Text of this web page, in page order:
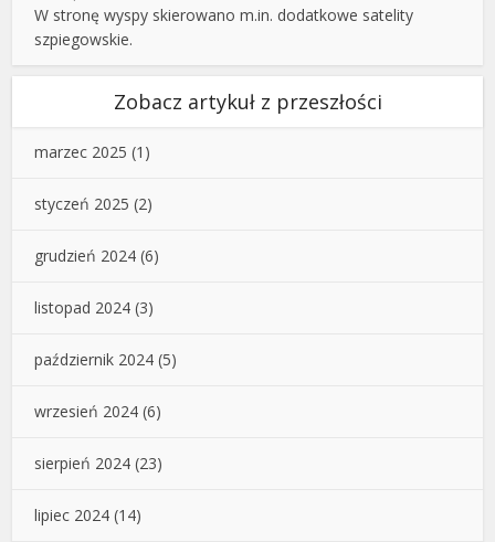
W stronę wyspy skierowano m.in. dodatkowe satelity
szpiegowskie.
Zobacz artykuł z przeszłości
marzec 2025 (1)
styczeń 2025 (2)
grudzień 2024 (6)
listopad 2024 (3)
październik 2024 (5)
wrzesień 2024 (6)
sierpień 2024 (23)
lipiec 2024 (14)